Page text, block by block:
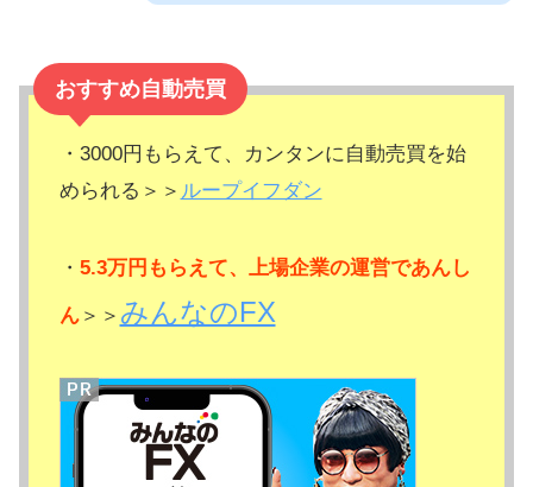
おすすめ自動売買
・3000円もらえて、カンタンに自動売買を始
められる＞＞ ループイフダン
・ 5.3万円もらえて、上場企業の運営であんし
ん＞＞ みんなのFX